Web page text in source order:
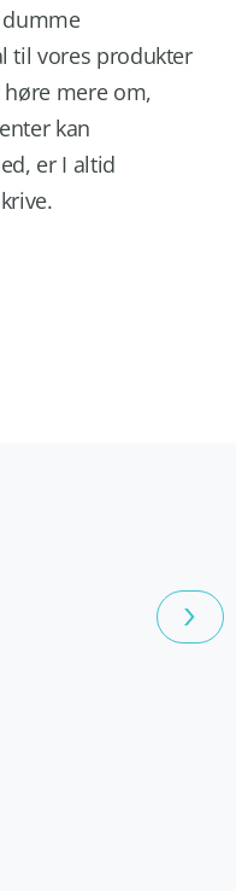
til vores produkter
høre mere om,
kan
er I altid